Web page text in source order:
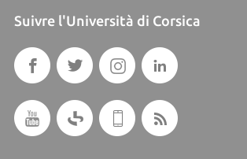
Suivre l'Università di Corsica